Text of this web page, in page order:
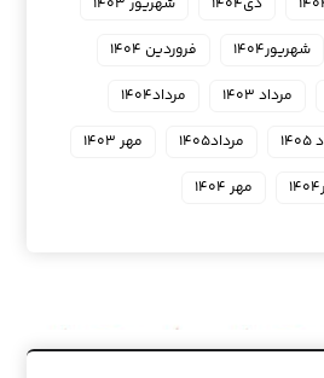
شهریور۱۴۰۴
فروردین ۱۴۰۴
مرداد ۱۴۰۳
مرداد۱۴۰۴
مرداد۱۴۰۵
مهر ۱۴۰۳
مهر ۱۴۰۴